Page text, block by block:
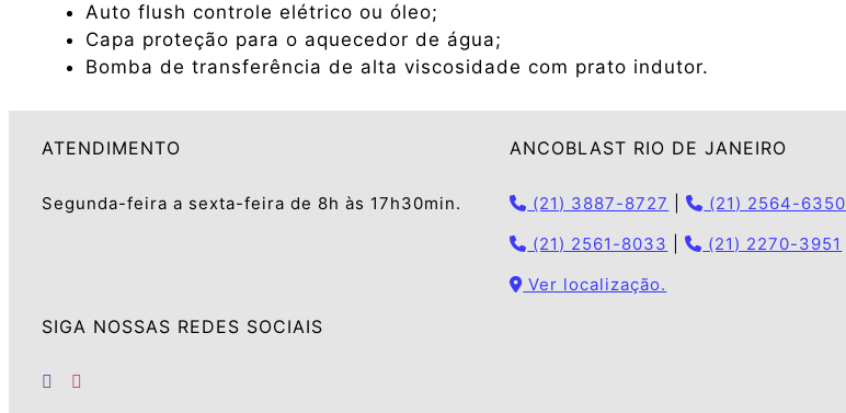
Auto flush controle elétrico ou óleo;
Capa proteção para o aquecedor de água;
Bomba de transferência de alta viscosidade com prato indutor.
ATENDIMENTO
Segunda-feira a sexta-feira de 8h às 17h30min.
ANCOBLAST RIO DE JANEIRO
(21) 3887-8727 |
(21) 2564-6350
(21) 2561-8033
|
(21) 2270-3951
Ver localização.
SIGA NOSSAS REDES SOCIAIS